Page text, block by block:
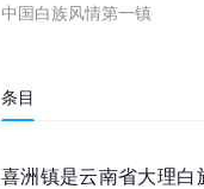
中国白族风情第一镇
条目
喜洲镇是云南省大理